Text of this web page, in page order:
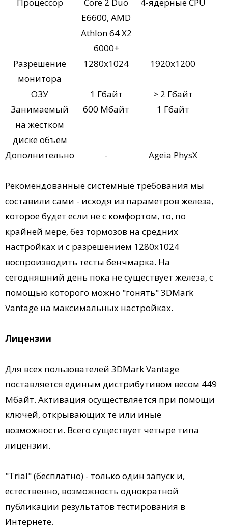
E6600, AMD
Athlon 64 X2
6000+
Разрешение
монитора
1280x1024 1920x1200
ОЗУ 1 Гбайт
> 2 Гбайт
Занимаемый
на жестком
диске объем
600 Мбайт 1 Гбайт
Дополнительно - Ageia PhysX
Рекомендованные системные требования мы
составили сами - исходя из параметров железа,
которое будет если не с комфортом, то, по
крайней мере, без тормозов на средних
настройках и с разрешением 1280x1024
воспроизводить тесты бенчмарка. На
сегодняшний день пока не существует железа, с
помощью которого можно "гонять" 3DMark
Vantage на максимальных настройках.
Лицензии
Для всех пользователей 3DMark Vantage
поставляется единым дистрибутивом весом 449
Мбайт. Активация осуществляется при помощи
ключей, открывающих те или иные
возможности. Всего существует четыре типа
лицензии.
"Trial" (бесплатно) - только один запуск и,
естественно, возможность однократной
публикации результатов тестирования в
Интернете.